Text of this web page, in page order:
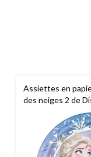
Assiettes en
des neiges 2 de
vedette Anna et